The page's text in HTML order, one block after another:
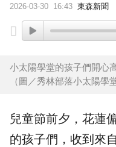
2026-03-30 16:43 東森新聞
小太陽學堂的孩子們開心
（圖／秀林部落小太陽學
兒童節前夕，花蓮
的孩子們，收到來自